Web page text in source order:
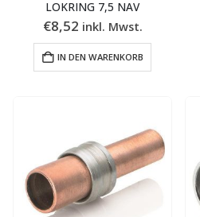
LOKRING 7,5 NAV
€8,52 inkl. Mwst.
IN DEN WARENKORB